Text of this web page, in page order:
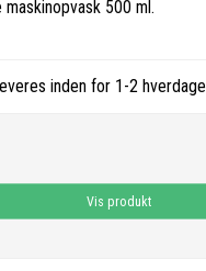
500 ml.
inden for 1-2 hverdage
Vis produkt